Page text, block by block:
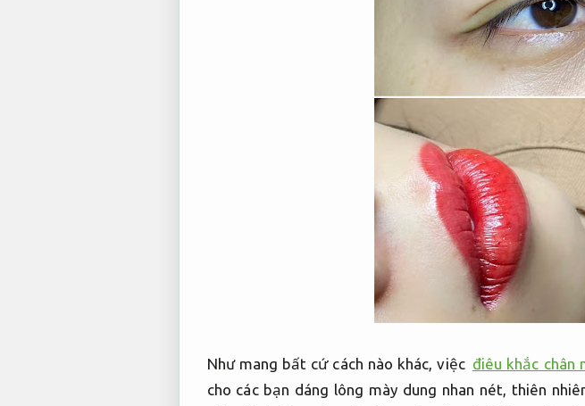
Như mang bất cứ cách nào khác, việc điêu khắc chân
cho các bạn dáng lông mày dung nhan nét, thiên